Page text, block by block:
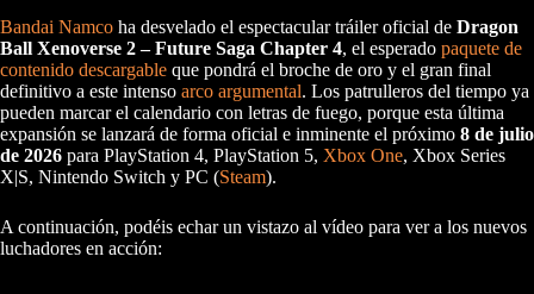
Bandai Namco ha desvelado el espectacular tráiler oficial de Dragon
Ball Xenoverse 2 – Future Saga Chapter 4, el esperado paquete de
contenido descargable que pondrá el broche de oro y el gran final
definitivo a este intenso arco argumental. Los patrulleros del tiempo ya
pueden marcar el calendario con letras de fuego, porque esta última
expansión se lanzará de forma oficial e inminente el próximo 8 de julio
de 2026 para PlayStation 4, PlayStation 5, Xbox One, Xbox Series
X|S, Nintendo Switch y PC (Steam).
A continuación, podéis echar un vistazo al vídeo para ver a los nuevos
luchadores en acción: